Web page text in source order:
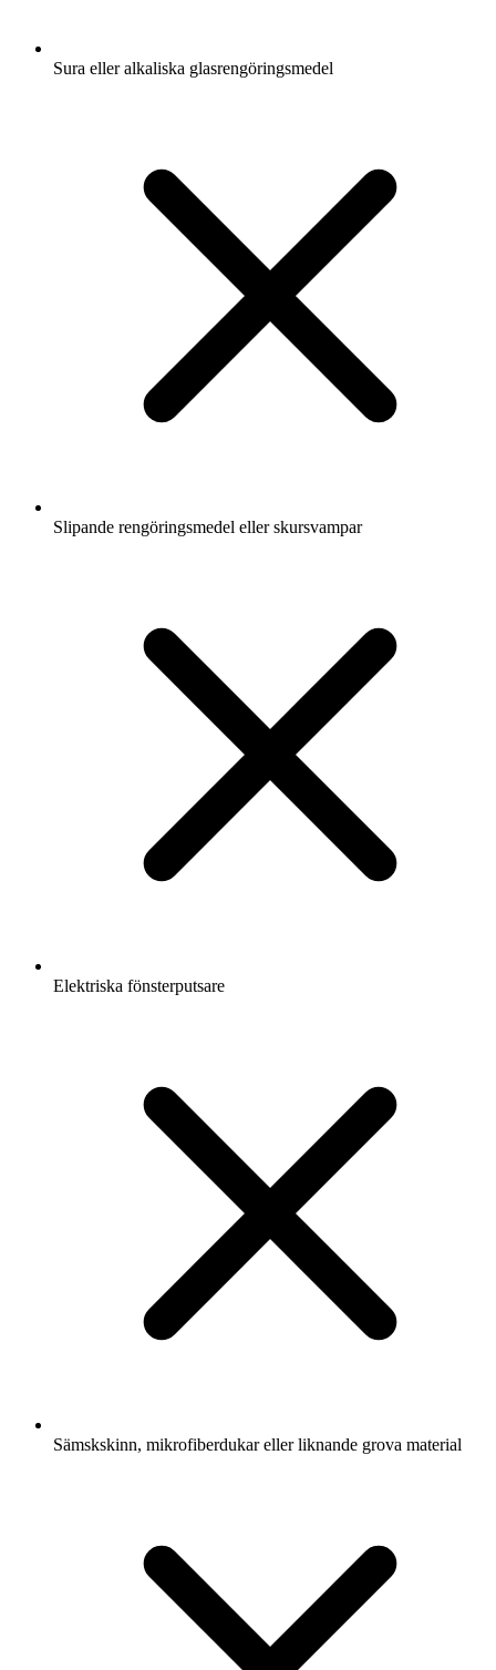
Sura eller alkaliska glasrengöringsmedel
Slipande rengöringsmedel eller skursvampar
Elektriska fönsterputsare
Sämskskinn, mikrofiberdukar eller liknande grova material